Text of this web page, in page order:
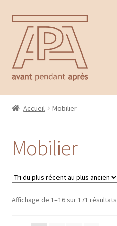
Aller
navigation
Aller
contenu
Accueil
Mobilier
Luminaire
Art de la table
Accueil Mobilier
Mobilier
Affichage de 1–16 sur 171 résultats